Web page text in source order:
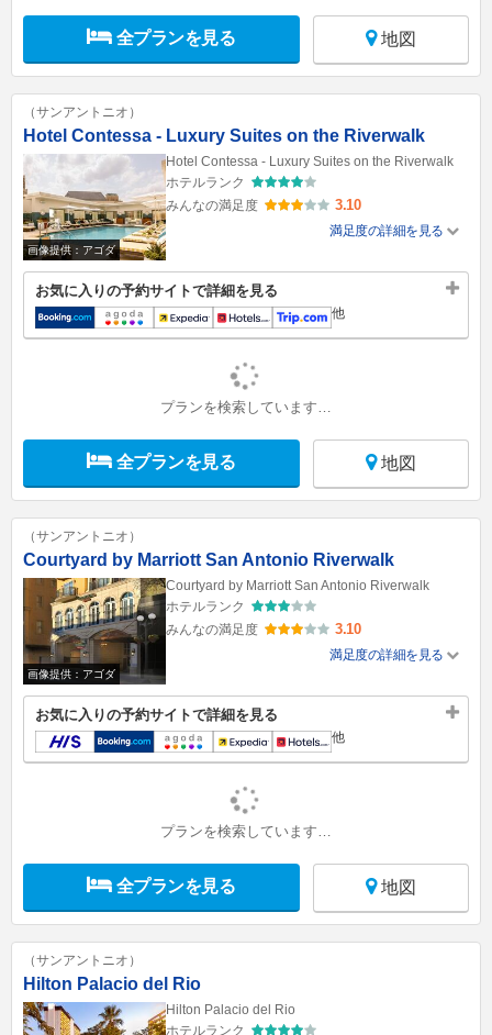
全プランを見る 地図
（サンアントニオ）
Hotel Contessa - Luxury Suites on the Riverwalk
画像提供：アゴダ
Hotel Contessa - Luxury Suites on the Riverwalk
ホテルランク
みんなの満足度
3.10
満足度の詳細を見る
お気に入りの予約サイトで詳細を見る
他
プランを検索しています…
全プランを見る 地図
（サンアントニオ）
Courtyard by Marriott San Antonio Riverwalk
画像提供：アゴダ
Courtyard by Marriott San Antonio Riverwalk
ホテルランク
みんなの満足度
3.10
満足度の詳細を見る
お気に入りの予約サイトで詳細を見る
他
プランを検索しています…
全プランを見る 地図
（サンアントニオ）
Hilton Palacio del Rio
Hilton Palacio del Rio
ホテルランク